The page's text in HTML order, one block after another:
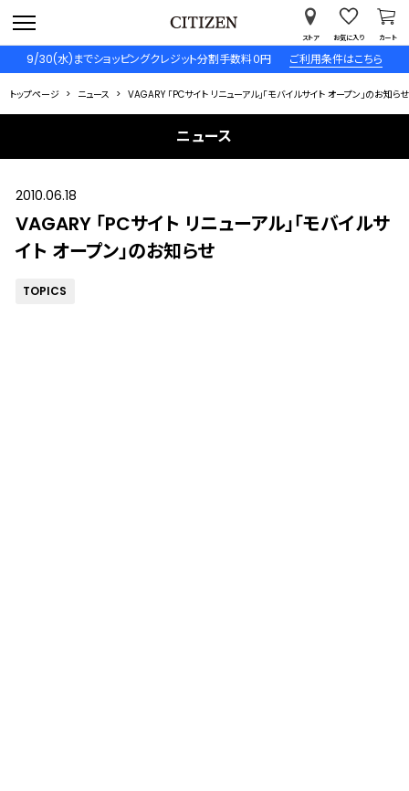
9/30(水)までショッピングクレジット分割手数料０円 ご利用条件はこちら
ストア お気に入り カート
トップページ ニュース VAGARY 「PCサイト リニューアル」「モバイルサイト オープン」のお知らせ
ニュース
2010.06.18
VAGARY 「PCサイト リニューアル」「モバイルサ
イト オープン」のお知らせ
TOPICS